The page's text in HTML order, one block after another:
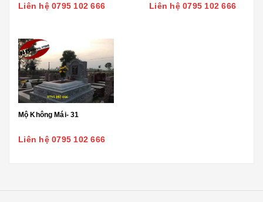
Liên hệ 0795 102 666 Liên hệ 0795 102 666
Mộ Không Mái- 31
Liên hệ 0795 102 666